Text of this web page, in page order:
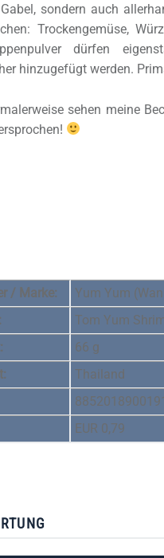
sondern auch
Trockengemüse,
dürfen
hinzugefügt werden.
sehen meine
/ Marke:
Yum Yum
Tom Yum
66 g
Thailand
8852018900191
EUR 0,79